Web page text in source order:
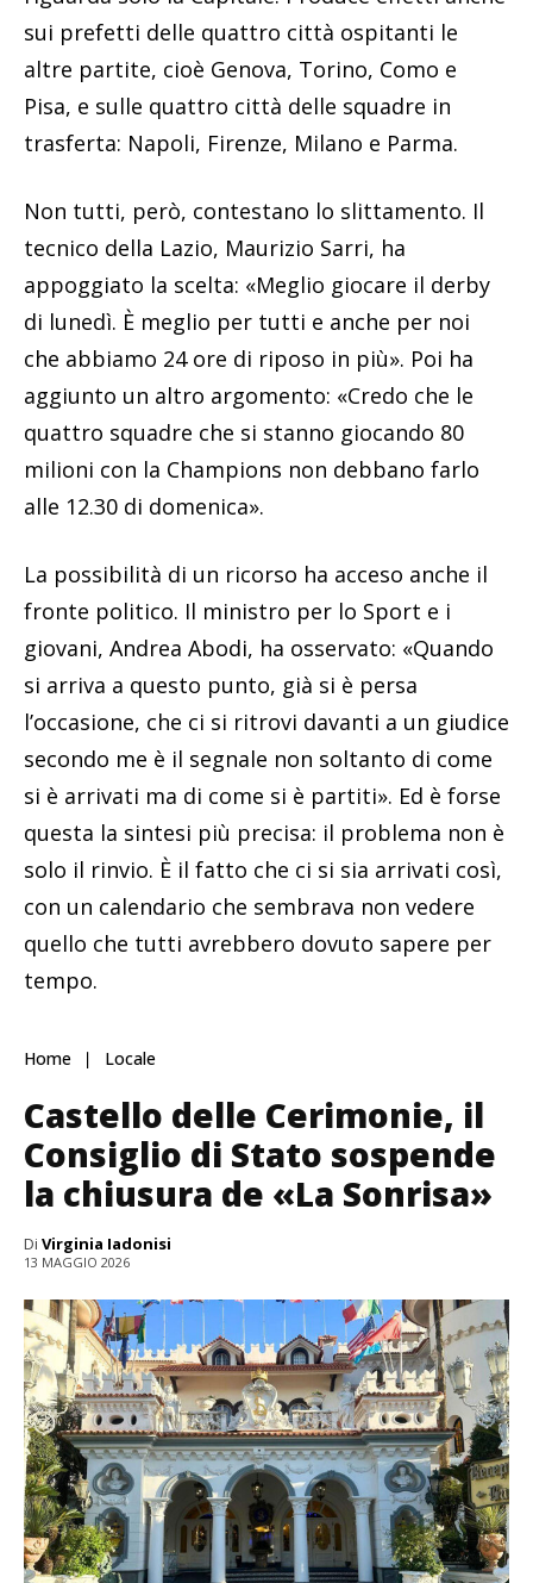
sui prefetti delle quattro città ospitanti le
altre partite, cioè Genova, Torino, Como e
Pisa, e sulle quattro città delle squadre in
trasferta: Napoli, Firenze, Milano e Parma.
Non tutti, però, contestano lo slittamento. Il
tecnico della Lazio, Maurizio Sarri, ha
appoggiato la scelta: «Meglio giocare il derby
di lunedì. È meglio per tutti e anche per noi
che abbiamo 24 ore di riposo in più». Poi ha
aggiunto un altro argomento: «Credo che le
quattro squadre che si stanno giocando 80
milioni con la Champions non debbano farlo
alle 12.30 di domenica».
La possibilità di un ricorso ha acceso anche il
fronte politico. Il ministro per lo Sport e i
giovani, Andrea Abodi, ha osservato: «Quando
si arriva a questo punto, già si è persa
l’occasione, che ci si ritrovi davanti a un giudice
secondo me è il segnale non soltanto di come
si è arrivati ma di come si è partiti». Ed è forse
questa la sintesi più precisa: il problema non è
solo il rinvio. È il fatto che ci si sia arrivati così,
con un calendario che sembrava non vedere
quello che tutti avrebbero dovuto sapere per
tempo.
Home Locale
Castello delle Cerimonie, il
Consiglio di Stato sospende
la chiusura de «La Sonrisa»
Di Virginia Iadonisi
13 MAGGIO 2026